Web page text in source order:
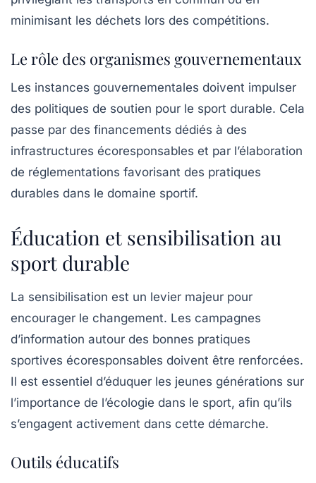
minimisant les déchets lors des compétitions.
Le rôle des organismes gouvernementaux
Les instances gouvernementales doivent impulser
des politiques de soutien pour le sport durable. Cela
passe par des financements dédiés à des
infrastructures écoresponsables et par l’élaboration
de réglementations favorisant des pratiques
durables dans le domaine sportif.
Éducation et sensibilisation au
sport durable
La sensibilisation est un levier majeur pour
encourager le changement. Les campagnes
d’information autour des bonnes pratiques
sportives écoresponsables doivent être renforcées.
Il est essentiel d’éduquer les jeunes générations sur
l’importance de l’écologie dans le sport, afin qu’ils
s’engagent activement dans cette démarche.
Outils éducatifs